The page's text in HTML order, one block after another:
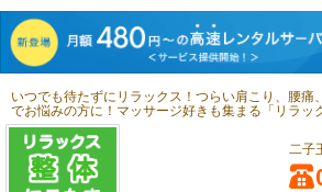
いつでも待たずにリラックス！つらい肩こり、腰痛
でお悩みの方に！マッサージ好きも集まる「リラッ
二子